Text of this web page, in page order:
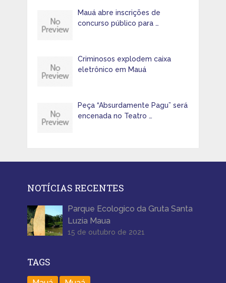
Mauá abre inscrições de
concurso público para …
Criminosos explodem caixa
eletrônico em Mauá
Peça “Absurdamente Pagu” será
encenada no Teatro …
NOTÍCIAS RECENTES
Parque Ecologico da Gruta Santa
Luzia Maua
15 de outubro de 2021
TAGS